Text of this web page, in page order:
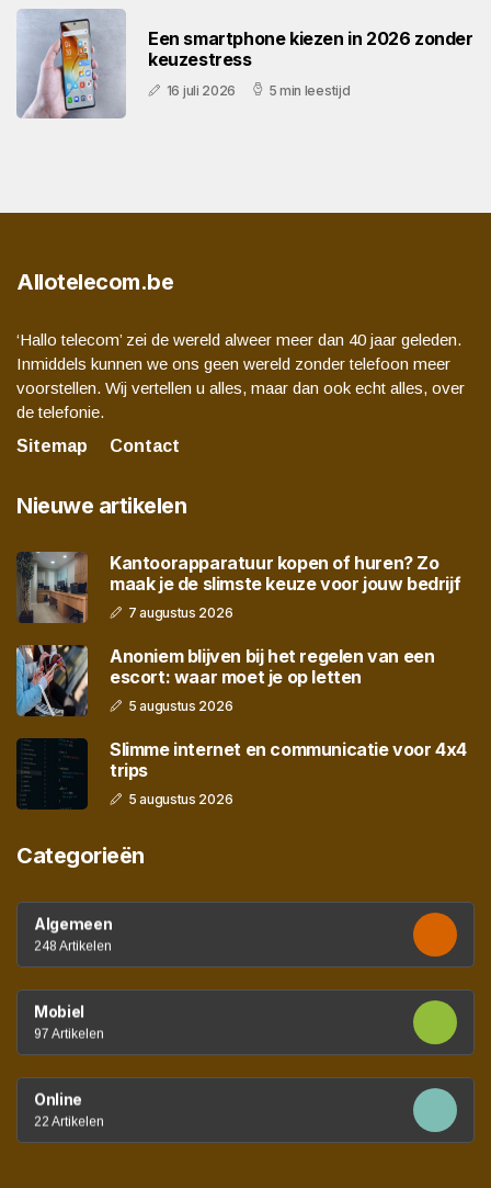
Een smartphone kiezen in 2026 zonder
keuzestress
16 juli 2026 5 min leestijd
Allotelecom.be
‘Hallo telecom’ zei de wereld alweer meer dan 40 jaar geleden.
Inmiddels kunnen we ons geen wereld zonder telefoon meer
voorstellen. Wij vertellen u alles, maar dan ook echt alles, over
de telefonie.
Sitemap
Contact
Nieuwe artikelen
Kantoorapparatuur kopen of huren? Zo
maak je de slimste keuze voor jouw bedrijf
7 augustus 2026
Anoniem blijven bij het regelen van een
escort: waar moet je op letten
5 augustus 2026
Slimme internet en communicatie voor 4x4
trips
5 augustus 2026
Categorieën
Algemeen
248 Artikelen
Mobiel
97 Artikelen
Online
22 Artikelen